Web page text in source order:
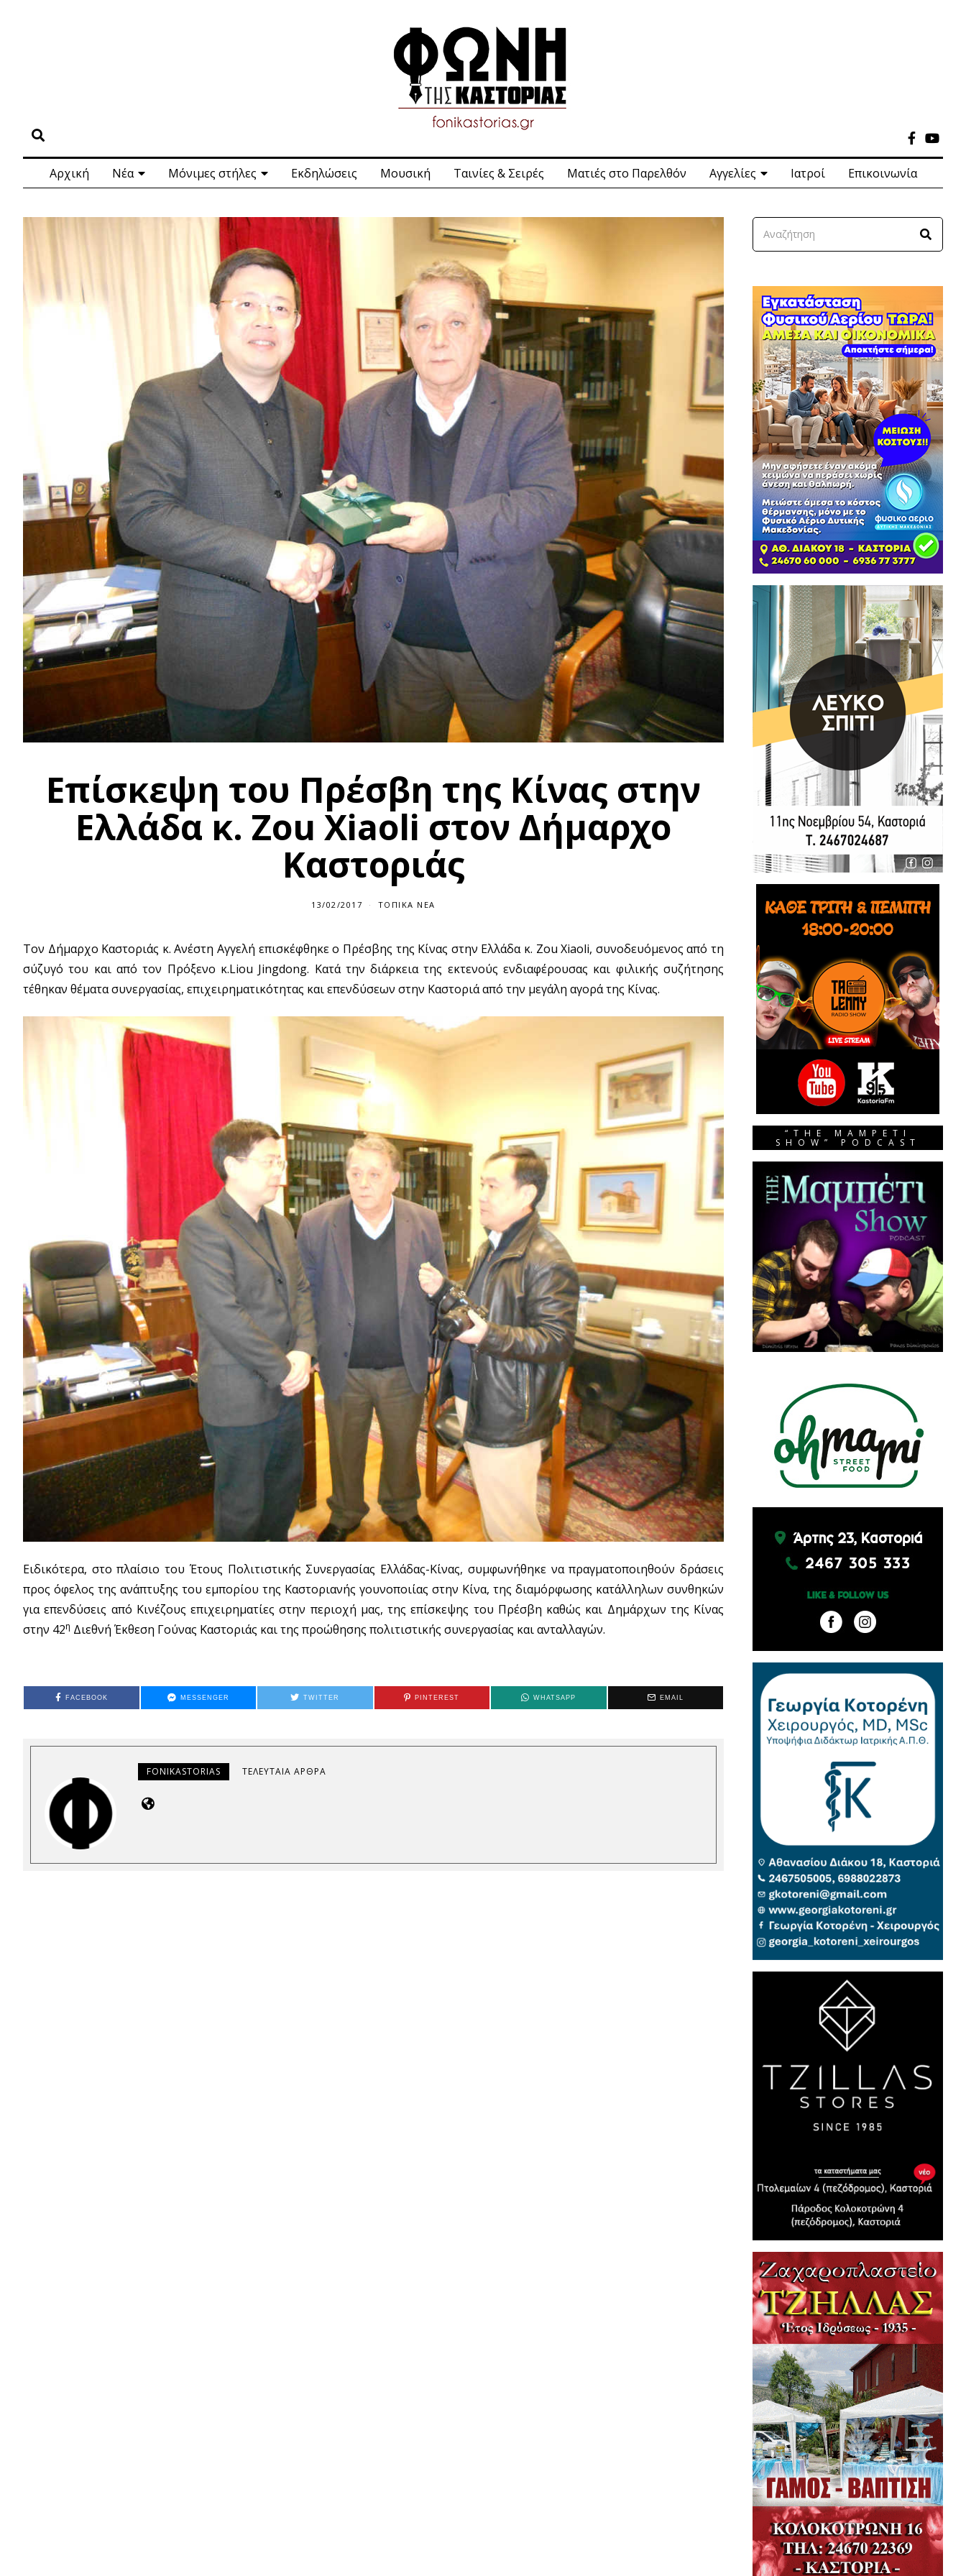
Αρχική Νέα Μόνιμες στήλες Εκδηλώσεις Μουσική Ταινίες & Σειρές Ματιές στο Παρελθόν Αγγελίες Ιατροί Επικοινωνία
Επίσκεψη του Πρέσβη της Κίνας στην
Ελλάδα κ. Zou Xiaoli στον Δήμαρχο
Καστοριάς
13/02/2017 ΤΟΠΙΚΆ ΝΈΑ
Τον Δήμαρχο Καστοριάς κ. Ανέστη Αγγελή επισκέφθηκε ο Πρέσβης της Κίνας στην Ελλάδα κ. Zou Xiaoli, συνοδευόμενος από τη
σύζυγό του και από τον Πρόξενο κ.Liou Jingdong. Κατά την διάρκεια της εκτενούς ενδιαφέρουσας και φιλικής συζήτησης
τέθηκαν θέματα συνεργασίας, επιχειρηματικότητας και επενδύσεων στην Καστοριά από την μεγάλη αγορά της Κίνας.
Ειδικότερα, στο πλαίσιο του Έτους Πολιτιστικής Συνεργασίας Ελλάδας-Κίνας, συμφωνήθηκε να πραγματοποιηθούν δράσεις
προς όφελος της ανάπτυξης του εμπορίου της Καστοριανής γουνοποιίας στην Κίνα, της διαμόρφωσης κατάλληλων συνθηκών
για επενδύσεις από Κινέζους επιχειρηματίες στην περιοχή μας, της επίσκεψης του Πρέσβη καθώς και Δημάρχων της Κίνας
στην 42η Διεθνή Έκθεση Γούνας Καστοριάς και της προώθησης πολιτιστικής συνεργασίας και ανταλλαγών.
FACEBOOK MESSENGER TWITTER PINTEREST WHATSAPP EMAIL
FONIKASTORIAS ΤΕΛΕΥΤΑΊΑ ΆΡΘΡΑ
“THE MAMPETI
SHOW” PODCAST